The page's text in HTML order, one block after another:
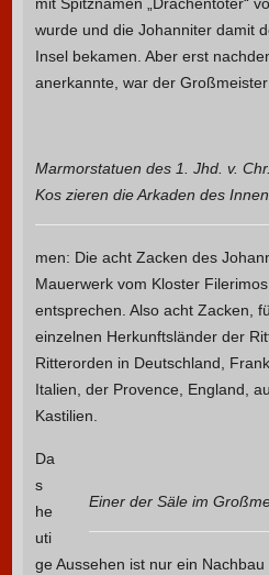
wurde und die Johanniter damit
Insel bekamen. Aber erst
anerkannte, war der
Marmorstatuen des 1. Jhd. v.
Kos zieren die Arkaden des
men: Die acht Zacken des
Mauerwerk vom Kloster
entsprechen. Also acht Zacken,
einzelnen Herkunftsländer der
Ritterorden in Deutschland,
Italien, der Provence, England,
Kastilien.
Einer der Säle im
Da
s
he
uti
ge Aussehen ist nur ein